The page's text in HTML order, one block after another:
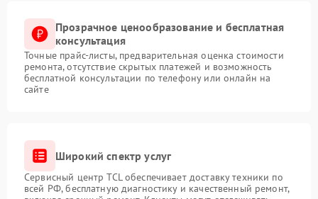
Прозрачное ценообразование и бесплатная
консультация
Точные прайс-листы, предварительная оценка стоимости
ремонта, отсутствие скрытых платежей и возможность
бесплатной консультации по телефону или онлайн на
сайте
Широкий спектр услуг
Сервисный центр TCL обеспечивает доставку техники по
всей РФ, бесплатную диагностику и качественный ремонт,